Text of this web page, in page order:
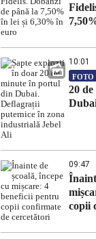
10:01
FOTO
20
09:47
copii